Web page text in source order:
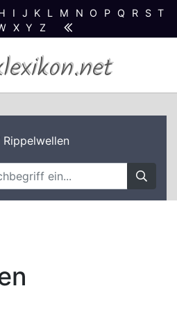
I J K L M N O P Q R S T
X Y Z
Rippelwellen